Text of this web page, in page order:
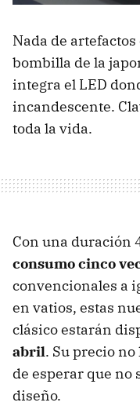
Nada de
bombilla de la
integra el LED
incandescente.
toda la vida.
Con una duración
consumo cinco
convencionales a
en vatios, estas
clásico estarán
abril. Su precio
de esperar que no
diseño.